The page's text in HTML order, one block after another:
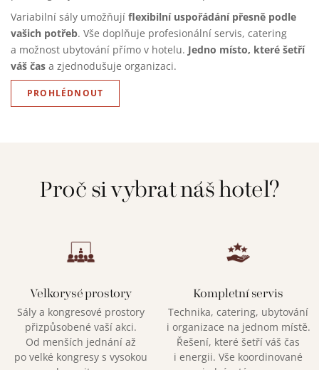
Variabilní sály umožňují flexibilní uspořádání přesně podle
vašich potřeb. Vše doplňuje profesionální servis, catering
a možnost ubytování přímo v hotelu. Jedno místo, které šetří
váš čas a zjednodušuje organizaci.
PROHLÉDNOUT
Proč si vybrat náš hotel?
Velkorysé prostory
Sály a kongresové prostory
přizpůsobené vaší akci.
Od menších jednání až
po velké kongresy s vysokou
Kompletní servis
Technika, catering, ubytování
i organizace na jednom místě.
Řešení, které šetří váš čas
i energii. Vše koordinované